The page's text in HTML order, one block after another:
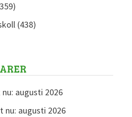
(438)
augusti 2026
nu: augusti 2026